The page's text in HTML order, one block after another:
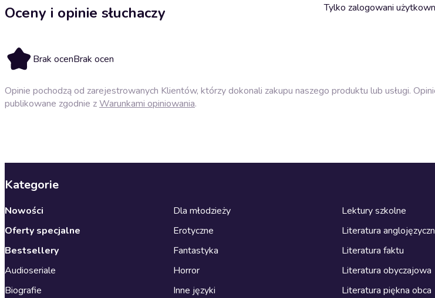
Oceny i opinie słuchaczy
Brak ocenBrak ocen
Tylko zalogowani
Opinie pochodzą od zarejestrowanych Klientów, którzy dokonali zakupu naszego produktu lub usługi.
publikowane zgodnie zWarunkami opiniowania.
Kategorie
Nowości
Oferty specjalne
Bestsellery
Audioseriale
Biografie
Dla młodzieży
Erotyczne
Fantastyka
Horror
Inne języki
Lektury szkolne
Literatura
Literatura faktu
Literatura obyczajowa
Literatura piękna obca